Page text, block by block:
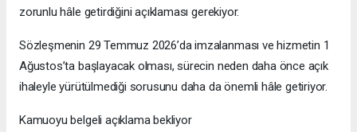
zorunlu hâle getirdiğini açıklaması gerekiyor.
Sözleşmenin 29 Temmuz 2026’da imzalanması ve hizmetin 1
Ağustos’ta başlayacak olması, sürecin neden daha önce açık
ihaleyle yürütülmediği sorusunu daha da önemli hâle getiriyor.
Kamuoyu belgeli açıklama bekliyor